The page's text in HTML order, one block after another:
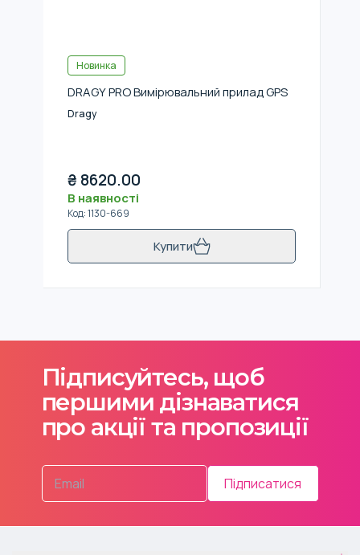
Новинка
DRAGY PRO Вимірювальний прилад GPS
Dragy
₴ 8620.00
В наявності
Код:1130-669
Купити
Підписуйтесь, щоб
першими дізнаватися
про акції та пропозиції
Підписатися